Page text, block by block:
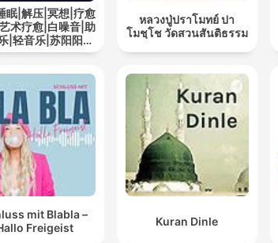
眠|解压|冥想|疗愈
术疗愈|白噪音|助
|轻音乐|苏阳阳频
道
หลวงปู่ปราโมทย์ ปา
โมชฺโช วัดสวนสันติธรรม
mit Blabla –
Freigeist
Kuran Dinle